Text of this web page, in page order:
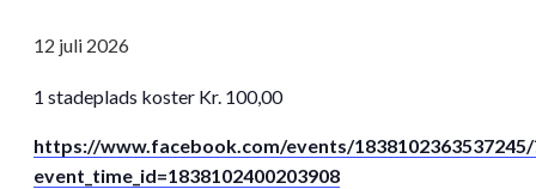
12 juli 2026
1 stadeplads koster Kr. 100,00
https://www.facebook.com/events/1838102363537245/
event_time_id=1838102400203908